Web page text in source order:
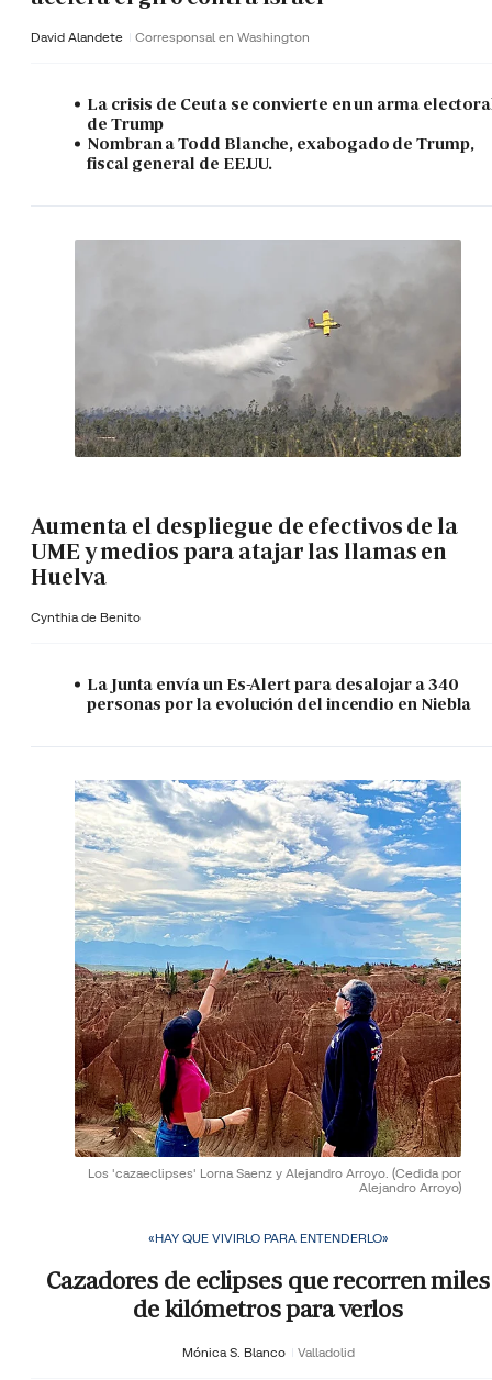
David Alandete Corresponsal en Washington
La crisis de Ceuta se convierte en un arma
de Trump
Nombran a Todd Blanche, exabogado de Trump,
fiscal general de EE.UU.
Aumenta el despliegue de efectivos de la
UME y medios para atajar las llamas en
Huelva
Cynthia de Benito
La Junta envía un Es-Alert para desalojar a 340
personas por la evolución del incendio en Niebla
Los 'cazaeclipses' Lorna Saenz y Alejandro Arroyo. (Cedida por
Alejandro Arroyo)
«HAY QUE VIVIRLO PARA ENTENDERLO»
Cazadores de eclipses que recorren miles
de kilómetros para verlos
Mónica S. Blanco Valladolid